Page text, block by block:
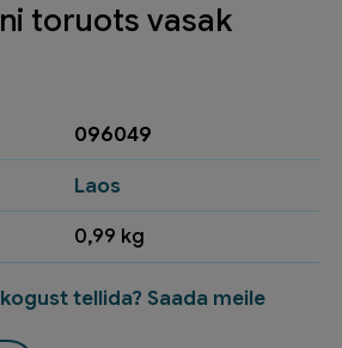
toruots vasak
096049
Laos
0,99 kg
tellida? Saada meile